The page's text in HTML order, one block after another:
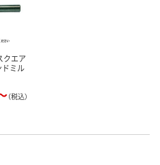
クエア
ドミル
（税込）